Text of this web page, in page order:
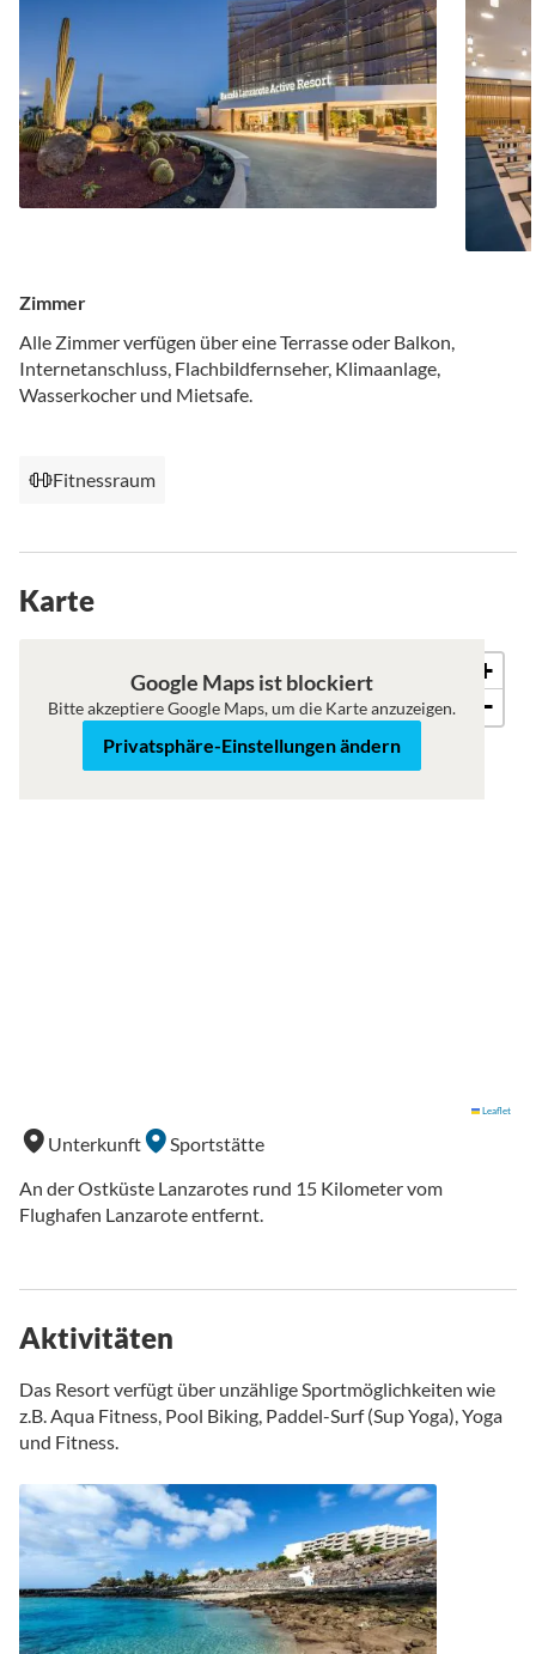
Zimmer
Alle Zimmer verfügen über eine Terrasse oder Balkon,
Internetanschluss, Flachbildfernseher, Klimaanlage,
Wasserkocher und Mietsafe.
Fitnessraum
Karte
Satellit
+
−
Leaflet
Google Maps ist blockiert
Bitte akzeptiere Google Maps, um die Karte anzuzeigen.
Privatsphäre-Einstellungen ändern
Unterkunft
Sportstätte
An der Ostküste Lanzarotes rund 15 Kilometer vom
Flughafen Lanzarote entfernt.
Aktivitäten
Das Resort verfügt über unzählige Sportmöglichkeiten wie
z.B. Aqua Fitness, Pool Biking, Paddel-Surf (Sup Yoga), Yoga
und Fitness.